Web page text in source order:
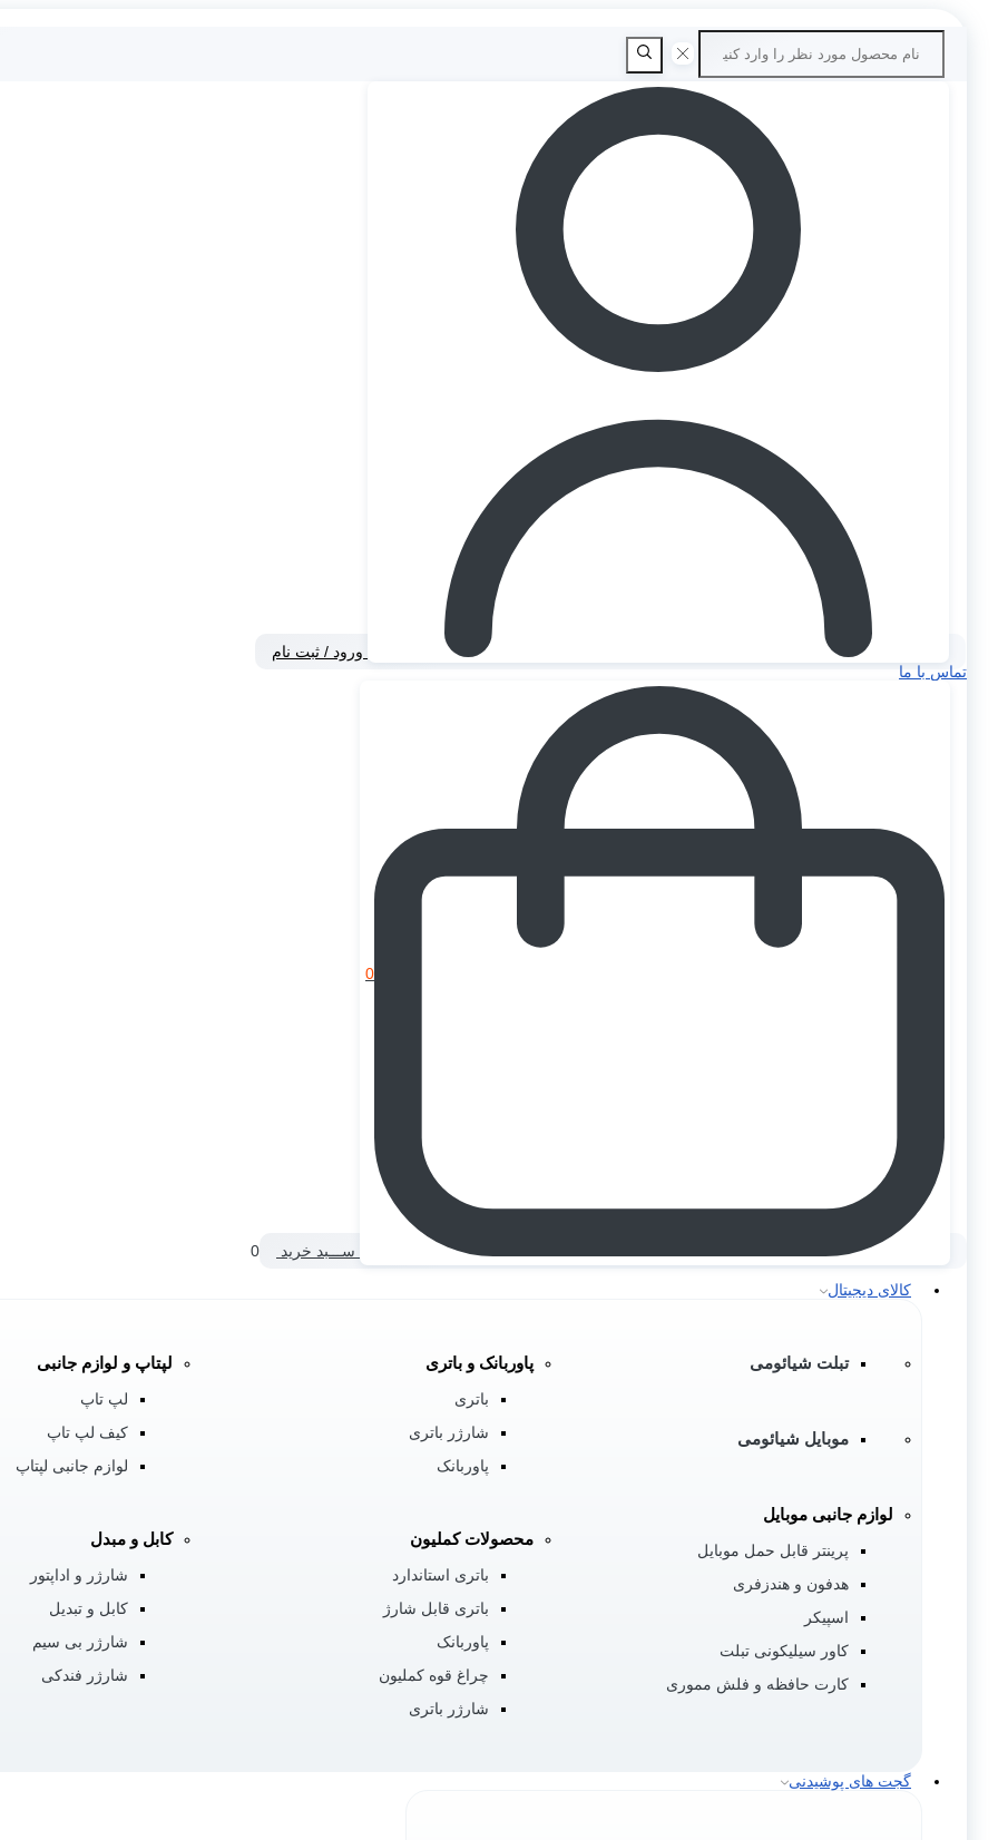
ورود / ثبت نام
تماس با ما
0
ســـبد خرید 0
کالای دیجیتال
تبلت شیائومی
موبایل شیائومی
لوازم جانبی موبایل
پرینتر قابل حمل موبایل
هدفون و هندزفری
اسپیکر
کاور سیلیکونی تبلت
کارت حافظه و فلش مموری
پاوربانک و باتری
باتری
شارژر باتری
پاوربانک
محصولات کملیون
باتری استاندارد
باتری قابل شارژ
پاوربانک
چراغ قوه کملیون
شارژر باتری
لپتاپ و لوازم جانبی
لپ تاپ
کیف لپ تاپ
لوازم جانبی لپتاپ
کابل و مبدل
شارژر و اداپتور
کابل و تبدیل
شارژر بی سیم
شارژر فندکی
گجت های پوشیدنی